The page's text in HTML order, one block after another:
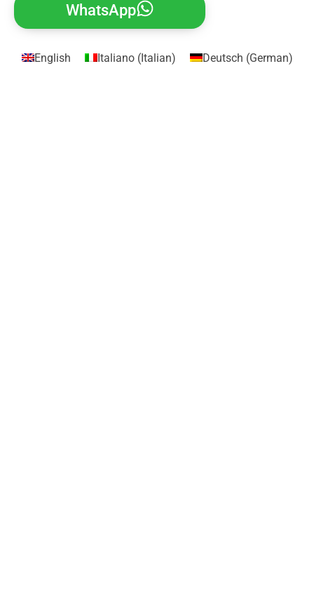
WhatsApp
English Italiano(Italian) Deutsch (German)